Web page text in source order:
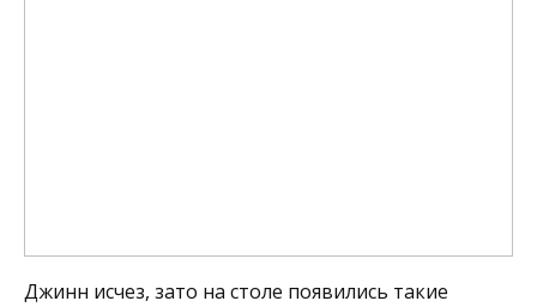
Джинн исчез, зато на столе появились такие